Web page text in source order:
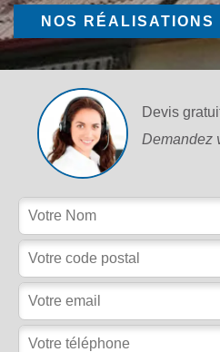
NOS RÉALISATIONS
Devis
Demandez